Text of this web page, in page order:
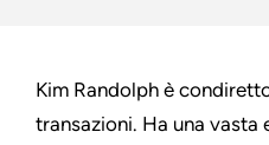
Kim Randolph è
transazioni. Ha una vasta